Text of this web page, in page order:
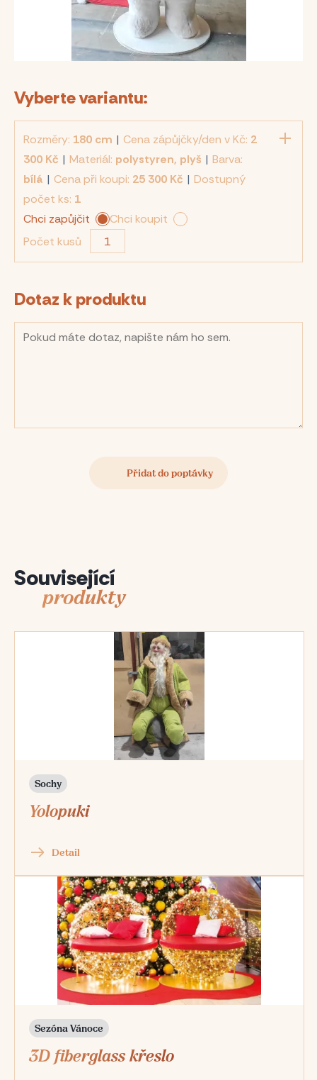
Vyberte variantu:
Rozměry: 180 cm | Cena zápůjčky/den v Kč: 2
300 Kč | Materiál: polystyren, plyš | Barva:
bílá | Cena při koupi: 25 300 Kč | Dostupný
počet ks: 1
Chci zapůjčit
Chci koupit
Počet kusů
Dotaz k produktu
Související
produkty
Sochy
Yolopuki
Detail
Sezóna Vánoce
3D fiberglass křeslo